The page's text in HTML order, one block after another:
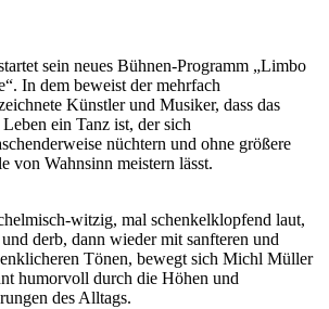
sein neues Bühnen-Programm „Limbo
In dem beweist der mehrfach
Künstler und Musiker, dass das
Leben ein Tanz ist, der sich
nüchtern und ohne größere
von Wahnsinn meistern lässt.
witzig, mal schenkelklopfend laut,
derb, dann wieder mit sanfteren und
Tönen, bewegt sich Michl Müller
humorvoll durch die Höhen und
des Alltags.